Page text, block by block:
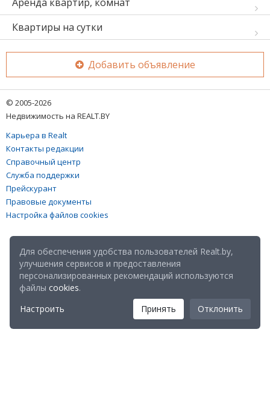
Квартиры на сутки
Добавить объявление
© 2005-2026
Недвижимость на REALT.BY
Карьера в Realt
Контакты редакции
Справочный центр
Служба поддержки
Прейскурант
Правовые документы
Настройка файлов cookies
Для обеспечения удобства пользователей Realt.by,
улучшения сервисов и предоставления
персонализированных рекомендаций используются
файлы cookies.
Настроить
Принять Отклонить